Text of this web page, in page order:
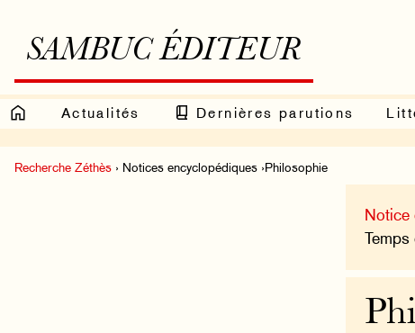
SAMBUC ÉDITEUR
Actualités Dernières parutions
Recherche Zéthès › Notices encyclopédiques ›Philosophie
Notice
Temps